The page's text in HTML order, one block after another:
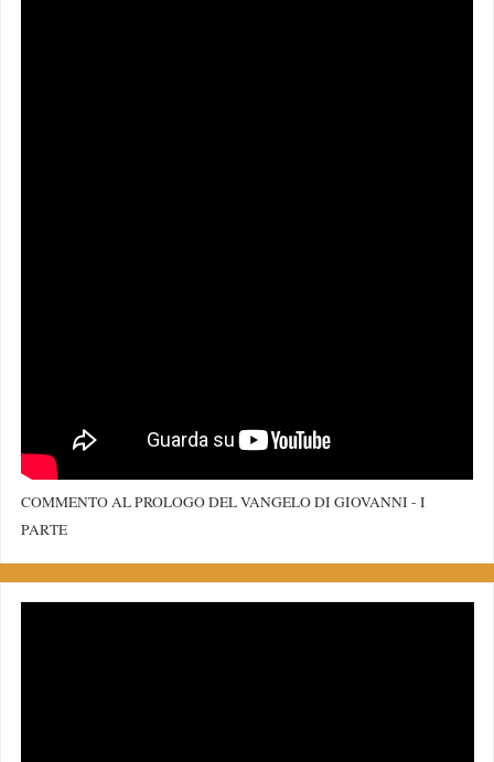
COMMENTO AL PROLOGO DEL VANGELO DI GIOVANNI - I
PARTE